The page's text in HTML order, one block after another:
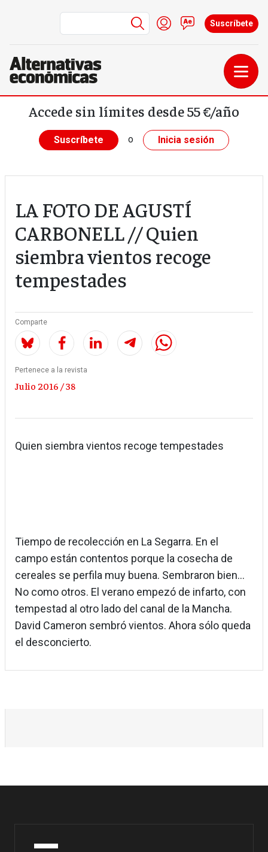
Pasar al contenido principal
Menú de cuenta de
Iniciar sesión
Contacto
Suscríbete
Accede sin límites desde 55 €/año
Suscríbete o Inicia sesión
LA FOTO DE AGUSTÍ
CARBONELL // Quien
siembra vientos recoge
tempestades
Comparte
Pertenece a la revista
Julio 2016 / 38
Quien siembra vientos recoge tempestades
Tiempo de recolección en La Segarra. En el
campo están contentos porque la cosecha de
cereales se perfila muy buena. Sembraron bien...
No como otros. El verano empezó de infarto, con
tempestad al otro lado del canal de la Mancha.
David Cameron sembró vientos. Ahora sólo queda
el desconcierto.